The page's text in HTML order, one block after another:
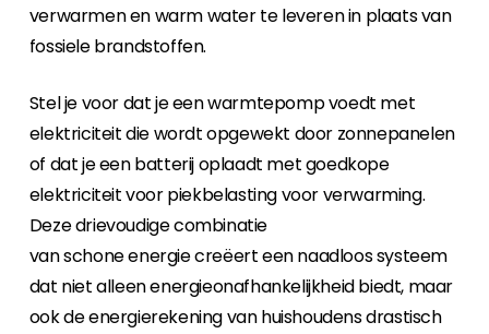
verwarmen en warm water te leveren in plaats van
fossiele brandstoffen.
Stel je voor dat je een warmtepomp voedt met
elektriciteit die wordt opgewekt door zonnepanelen
of dat je een batterij oplaadt met goedkope
elektriciteit voor piekbelasting voor verwarming.
Deze drievoudige combinatie
van schone energie creëert een naadloos systeem
dat niet alleen energieonafhankelijkheid biedt, maar
ook de energierekening van huishoudens drastisch